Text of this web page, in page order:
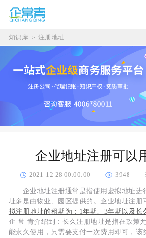
知识库 ＞ 注册地址
企业地址注册可以
2021-12-28 00:00:00 3948
企业地址注册通常是指使用虚拟地址进
址多是由物业、园区提供的。企业地址注册
拟注册地址的租期为：1年期、3年期以及长
企 常 青介绍到：长久注册地址是指在政策
能永久使用，只需要支付一次费用即可，该